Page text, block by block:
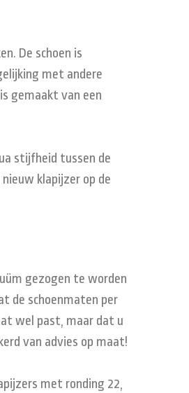
De schoen is
met andere
gemaakt van een
stijfheid tussen de
klapijzer op de
gezogen te worden
de schoenmaten per
wel past, maar dat u
van advies op maat!
met ronding 22,